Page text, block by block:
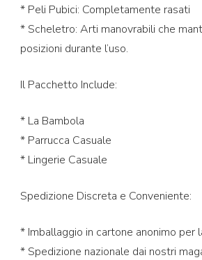
* Peli Pubici: Completamente rasati
* Scheletro: Arti manovrabili che
posizioni durante l’uso.
Il Pacchetto Include:
* La Bambola
* Parrucca Casuale
* Lingerie Casuale
Spedizione Discreta e Conveniente:
* Imballaggio in cartone anonimo per
* Spedizione nazionale dai nostri